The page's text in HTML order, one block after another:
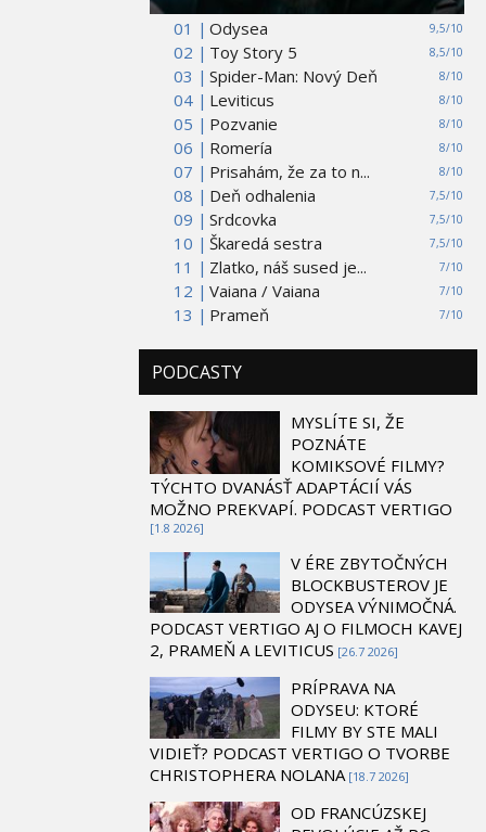
01 | 9,5/10
Odysea
02 |
8,5/10
Toy Story 5
03 |
8/10
Spider-Man: Nový Deň
04 |
8/10
Leviticus
05 |
8/10
Pozvanie
06 |
8/10
Romería
07 |
8/10
Prisahám, že za to n...
08 |
7,5/10
Deň odhalenia
09 |
7,5/10
Srdcovka
10 |
7,5/10
Škaredá sestra
11 |
7/10
Zlatko, náš sused je...
12 |
7/10
Vaiana / Vaiana
13 |
7/10
Prameň
PODCASTY
MYSLÍTE SI, ŽE
POZNÁTE
KOMIKSOVÉ FILMY?
TÝCHTO DVANÁSŤ ADAPTÁCIÍ VÁS
MOŽNO PREKVAPÍ. PODCAST VERTIGO
[1.8 2026]
V ÉRE ZBYTOČNÝCH
BLOCKBUSTEROV JE
ODYSEA VÝNIMOČNÁ.
PODCAST VERTIGO AJ O FILMOCH KAVEJ
2, PRAMEŇ A LEVITICUS [26.7 2026]
PRÍPRAVA NA
ODYSEU: KTORÉ
FILMY BY STE MALI
VIDIEŤ? PODCAST VERTIGO O TVORBE
CHRISTOPHERA NOLANA [18.7 2026]
OD FRANCÚZSKEJ